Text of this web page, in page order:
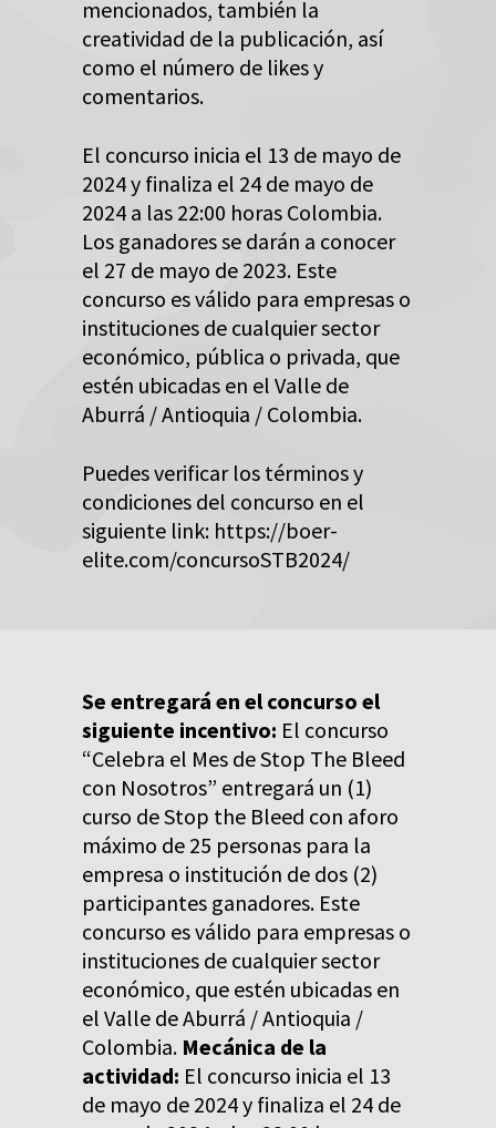
mencionados, también la
creatividad de la publicación, así
como el número de likes y
comentarios.
El concurso inicia el 13 de mayo de
2024 y finaliza el 24 de mayo de
2024 a las 22:00 horas Colombia.
Los ganadores se darán a conocer
el 27 de mayo de 2023. Este
concurso es válido para empresas o
instituciones de cualquier sector
económico, pública o privada, que
estén ubicadas en el Valle de
Aburrá / Antioquia / Colombia.
Puedes verificar los términos y
condiciones del concurso en el
siguiente link: https://boer-
elite.com/concursoSTB2024/
Se entregará en el concurso el
siguiente incentivo: El concurso
“Celebra el Mes de Stop The Bleed
con Nosotros” entregará un (1)
curso de Stop the Bleed con aforo
máximo de 25 personas para la
empresa o institución de dos (2)
participantes ganadores. Este
concurso es válido para empresas o
instituciones de cualquier sector
económico, que estén ubicadas en
el Valle de Aburrá / Antioquia /
Colombia. Mecánica de la
actividad: El concurso inicia el 13
de mayo de 2024 y finaliza el 24 de